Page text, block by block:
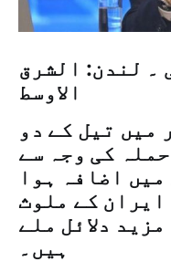
۔ لندن: الشرق
الاوسط
میں تیل کے دو
کی وجہ سے
میں اضافہ ہوا
ایران کے ملوث
دلائل ملے
ہیں۔